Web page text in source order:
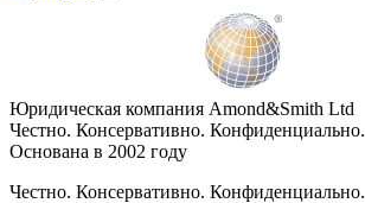
Юридическая компания Amond&Smith Ltd
Честно. Консервативно. Конфиденциально.
Основана в 2002 году
Честно. Консервативно. Конфиденциально.